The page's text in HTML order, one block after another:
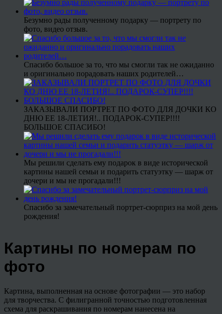
Безумно рады полученному подарку — портрету по
фото, видео отзыв.
Спасибо большое за то, что мы смогли так не ожиданно
и оригинально порадовать наших родителей…
ЗАКАЗЫВАЛИ ПОРТРЕТ ПО ФОТО ДЛЯ ДОЧКИ КО
ДНЮ ЕЕ 18-ЛЕТИЯ!.. ПОДАРОК-СУПЕР!!!!
БОЛЬШОЕ СПАСИБО!
Мы решили сделать ему подарок в виде исторической
картины нашей семьи и подарить статуэтку — шарж от
дочери и мы не прогадали!!!
Спасибо за замечательный портрет-сюрприз на мой день
рождения!
Картины по номерам по
фото
Картина, выполненная на основе фотографии — это набор
для творчества. С филигранной точностью подготовленная
схема для раскрашивания по номерам нанесена на